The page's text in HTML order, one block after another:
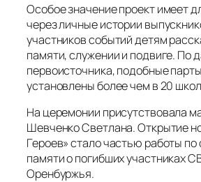
Особое значение проект имеет
через личные истории
участников событий детям
памяти, служении и подвиге. По
первоисточника, подобные
установлены более чем в 20
На церемонии присутствовала
Шевченко Светлана. Открытие
Героев» стало частью работы
памяти о погибших участниках
Оренбуржья.